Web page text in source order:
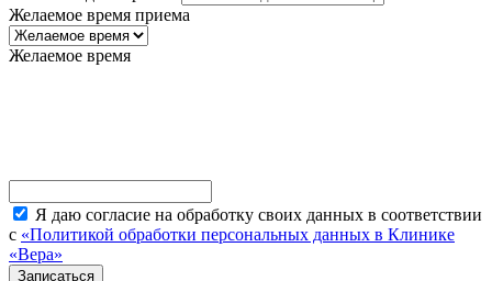
Желаемое время приема
Желаемое время
Я даю согласие на обработку своих данных в соответствии
с «Политикой обработки персональных данных в Клинике
«Вера»